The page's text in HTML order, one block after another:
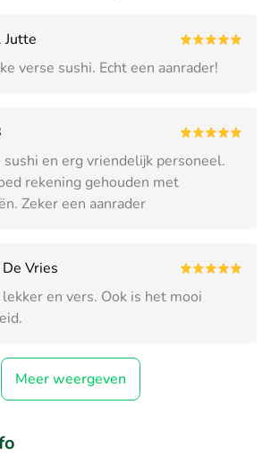
Jutte
verse sushi. Echt een aanrader!
sushi en erg vriendelijk personeel.
rekening gehouden met
Zeker een aanrader
Vries
en vers. Ook is het mooi
Meer weergeven